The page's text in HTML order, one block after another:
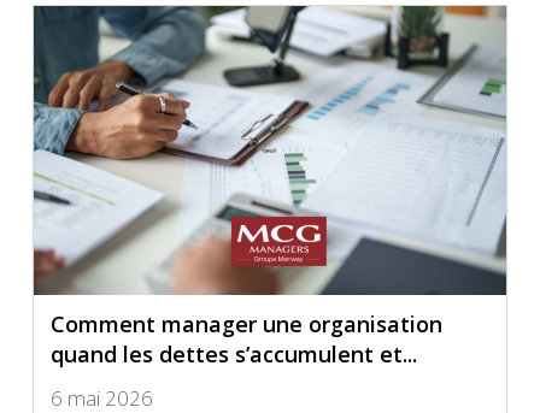
Comment manager une organisation
quand les dettes s’accumulent et...
6 mai 2026